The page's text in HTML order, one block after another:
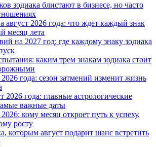
зодиака блистают в бизнесе, но часто
август 2026 года: что ждет каждый знак
месяц лета
на 2027 год: где каждому знаку зодиака
каким трем знакам зодиака стоит
года: сезон затмений изменит жизнь
2026 года: главные астрологические
важные даты
кому месяц откроет путь к успеху,
росту
которым август подарит шанс встретить